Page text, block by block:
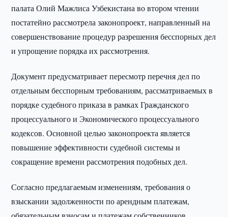
палата Олий Мажлиса Узбекистана во втором чтении
постатейно рассмотрела законопроект, направленный на
совершенствование процедур разрешения бесспорных дел
и упрощение порядка их рассмотрения.
Документ предусматривает пересмотр перечня дел по
отдельным бесспорным требованиям, рассматриваемых в
порядке судебного приказа в рамках Гражданского
процессуального и Экономического процессуального
кодексов. Основной целью законопроекта является
повышение эффективности судебной системы и
сокращение времени рассмотрения подобных дел.
Согласно предлагаемым изменениям, требования о
взыскании задолженности по арендным платежам,